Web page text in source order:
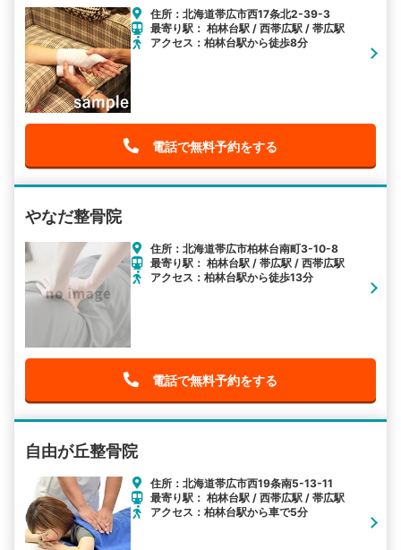
住所：北海道帯広市西17条北2-39-3
最寄り駅： 柏林台駅 / 西帯広駅 / 帯広駅
アクセス：柏林台駅から徒歩8分
電話で無料予約をする
やなだ整骨院
住所：北海道帯広市柏林台南町3-10-8
最寄り駅： 柏林台駅 / 帯広駅 / 西帯広駅
アクセス：柏林台駅から徒歩13分
電話で無料予約をする
自由が丘整骨院
住所：北海道帯広市西19条南5-13-11
最寄り駅： 柏林台駅 / 西帯広駅 / 帯広駅
アクセス：柏林台駅から車で5分